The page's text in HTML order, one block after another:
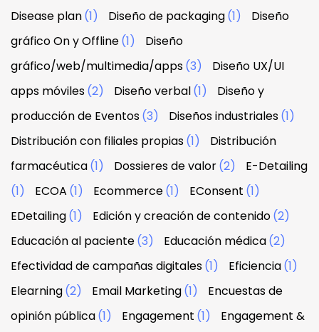
Disease plan(1) Diseño de packaging(1)
Diseño
gráfico On y Offline(1)
Diseño
gráfico/web/multimedia/apps(3)
Diseño UX/UI
apps móviles(2) Diseño verbal(1)
Diseño y
producción de Eventos(3) Diseños industriales(1)
Distribución con filiales propias(1)
Distribución
farmacéutica(1) Dossieres de valor(2)
E-Detailing
(1)
ECOA (1) Ecommerce(1) EConsent (1)
EDetailing(1) Edición y creación de contenido(2)
Educación al paciente(3) Educación médica(2)
Efectividad de campañas digitales(1) Eficiencia(1)
Elearning(2) Email Marketing(1)
Encuestas de
opinión pública(1) Engagement (1)
Engagement &